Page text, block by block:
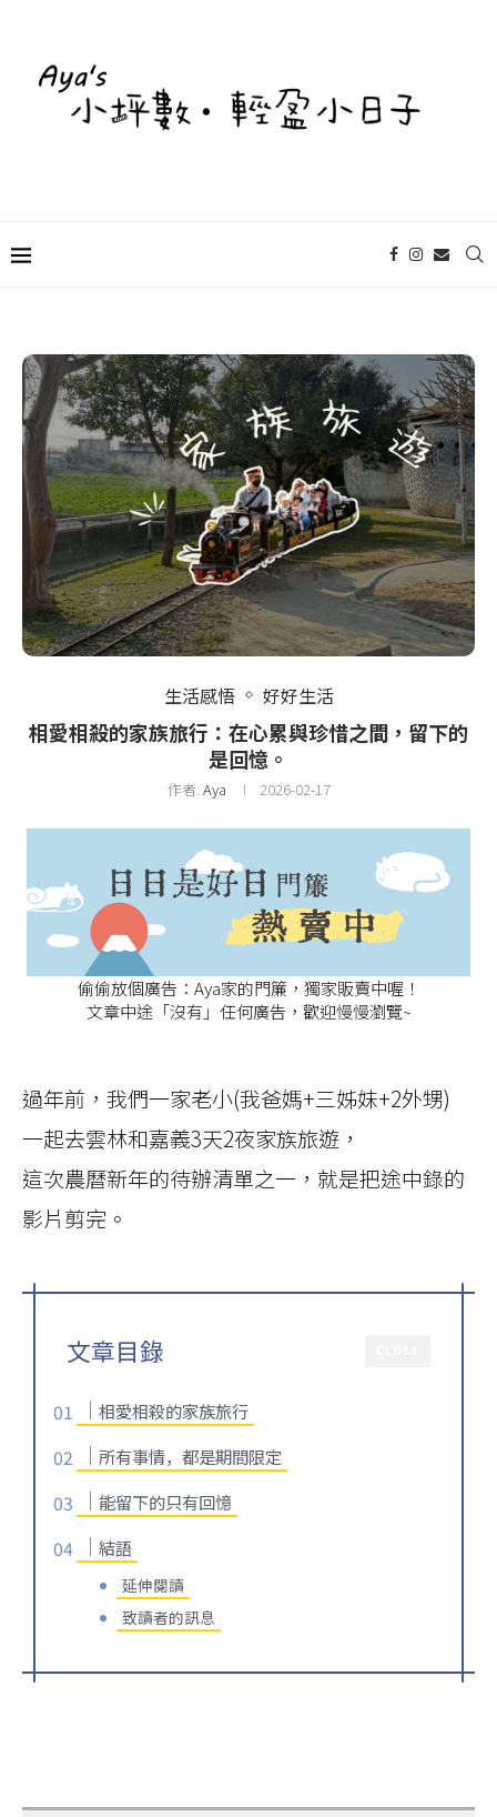
生活感悟 好好生活
相愛相殺的家族旅行：在心累與珍惜之間，留下的
是回憶。
作者: Aya 2026-02-17
偷偷放個廣告：Aya家的門簾，獨家販賣中喔！
文章中途「沒有」任何廣告，歡迎慢慢瀏覽~
過年前，我們一家老小(我爸媽+三姊妹+2外甥)
一起去雲林和嘉義3天2夜家族旅遊，
這次農曆新年的待辦清單之一，就是把途中錄的
影片剪完。
文章目錄
相愛相殺的家族旅行
所有事情，都是期間限定
能留下的只有回憶
結語
延伸閱讀
致讀者的訊息